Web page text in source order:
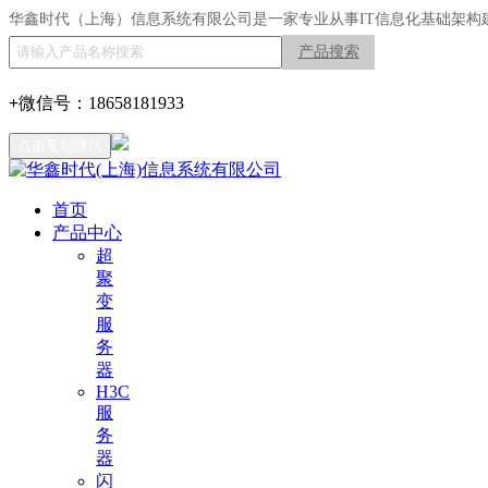
华鑫时代（上海）信息系统有限公司是一家专业从事IT信息化基础架构
产品搜索
+微信号： 18658181933
首页
产品中心
超
聚
变
服
务
器
H3C
服
务
器
闪